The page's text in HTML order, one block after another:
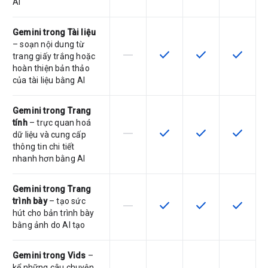
AI
Gemini trong Tài liệu
– soạn nội dung từ
trang giấy trắng hoặc
hoàn thiện bản thảo
của tài liệu bằng AI
SKU này không hỗ trợ tính năng này
horizontal_rule SKU có hỗ trợ tính năng
check SKU có hỗ trợ
check SKU có
check
Gemini trong Trang
tính– trực quan hoá
dữ liệu và cung cấp
thông tin chi tiết
nhanh hơn bằng AI
SKU này không hỗ trợ tính năng này
horizontal_rule SKU có hỗ trợ tính năng
check SKU có hỗ trợ
check SKU có
check
Gemini trong Trang
trình bày– tạo sức
hút cho bản trình bày
bằng ảnh do AI tạo
SKU này không hỗ trợ tính năng này
horizontal_rule SKU có hỗ trợ tính năng
check SKU có hỗ trợ
check SKU có
check
Gemini trong Vids –